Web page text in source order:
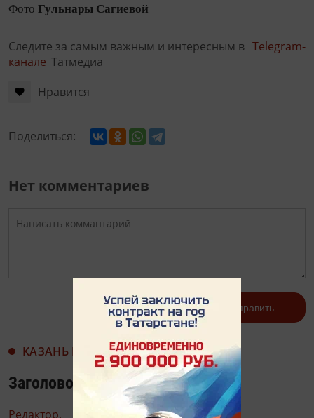
Фото Гульнары Сагиевой
Следите за самым важным и интересным в Telegram-
канале Татмедиа
Нравится
Поделиться:
Нет комментариев
Авторизоваться Отправить
КАЗАНЬ И КАЗАНЦЫ
Заголовок: Жизнь после Африки
Редактор,